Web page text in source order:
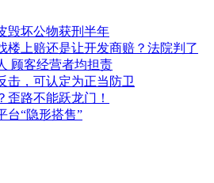
毁坏公物获刑半年
楼上赔还是让开发商赔？法院判了
顾客经营者均担责
击，可认定为正当防卫
歪路不能跃龙门！
台“隐形搭售”